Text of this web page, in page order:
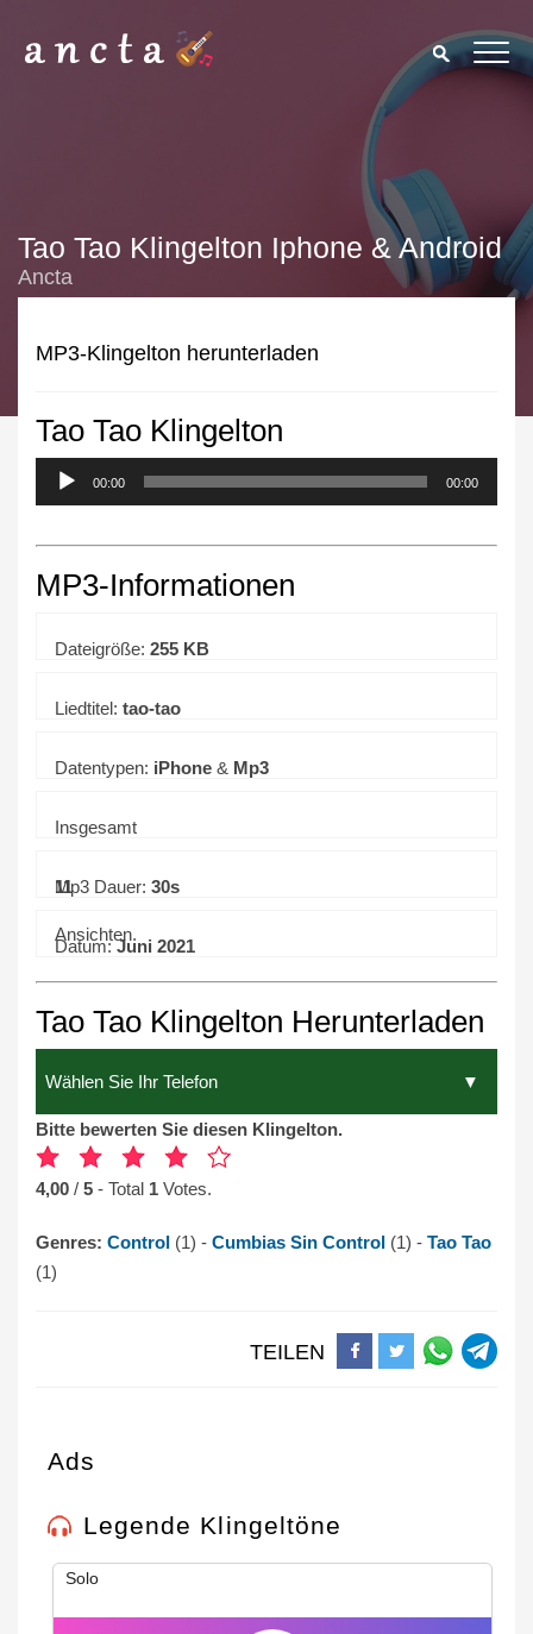
Tao Tao Klingelton Iphone & Android
Ancta
MP3-Klingelton herunterladen
Tao Tao Klingelton
00:00 00:00
MP3-Informationen
Dateigröße: 255 KB
Liedtitel: tao-tao
Datentypen: iPhone & Mp3
Insgesamt
11
Ansichten.
Mp3 Dauer: 30s
Datum:Juni 2021
Tao Tao Klingelton Herunterladen
Bitte bewerten Sie diesen Klingelton.
4,00 / 5 - Total 1 Votes.
Genres: Control (1) - Cumbias Sin Control (1) - Tao Tao
(1)
TEILEN
Ads
Legende Klingeltöne
Solo
We use cookies to enhance your experience. By continuing to
visit this site you agree to our use of cookies.
Privacy Policy